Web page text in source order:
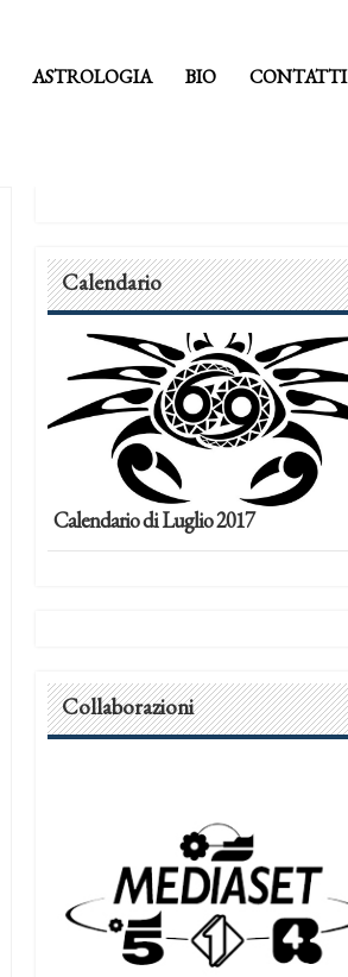
ASTROLOGIA BIO CONTATTI
Calendario
Calendario di Luglio 2017
Collaborazioni